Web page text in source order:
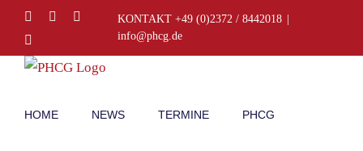
Inhalt
springen
FacebookInstagram KONTAKT +49 (0)2372 / 8442018
info@phcg.de
HOME NEWS TERMINE PHCG